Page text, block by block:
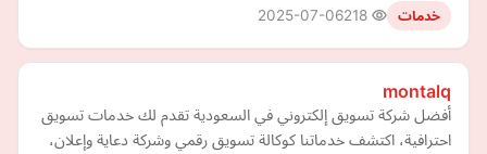
خدمات 2025-07-06
montalq
أفضل شركة تسويق إلكتروني في السعودية تقدم لك خدمات تسويق
احترافية، اكتشف خدماتنا كوكالة تسويق رقمي وشركة دعاية وإعلان،